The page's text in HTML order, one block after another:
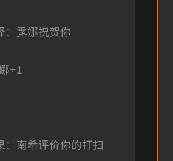
：露娜祝贺你
+1
：南希评价你的打扫